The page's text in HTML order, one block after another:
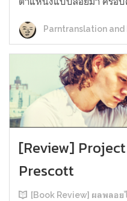
Parntranslation and
[Review]
Prescott
[Book Review] ผลพลอ